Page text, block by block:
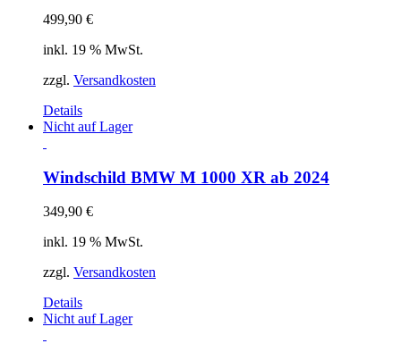
499,90 €
inkl. 19 % MwSt.
zzgl. Versandkosten
Details
Nicht auf Lager
Windschild BMW M 1000 XR ab 2024
349,90 €
inkl. 19 % MwSt.
zzgl. Versandkosten
Details
Nicht auf Lager